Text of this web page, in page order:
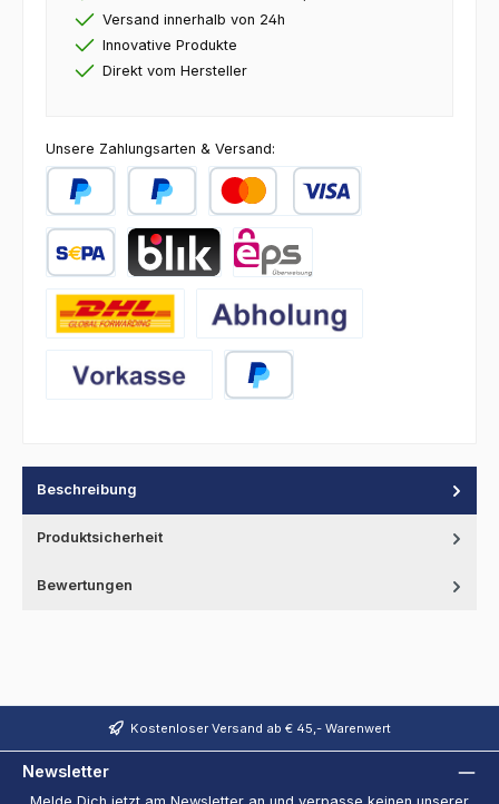
Versand innerhalb von 24h
Innovative Produkte
Direkt vom Hersteller
Unsere Zahlungsarten & Versand:
PayPal Später BezahlenKredit- oder Debitkarte
Abholung
Beschreibung
Produktsicherheit
Bewertungen
Kostenloser Versand ab € 45,- Warenwert
Newsletter